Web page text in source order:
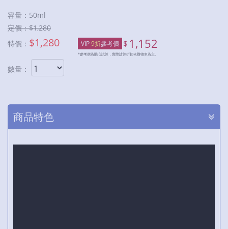
容量： 50ml
定價：$1,280
特價： $1,280 VIP9折參考價 $ 1,152
*參考價為貼心試算，實際計算折扣依購物車為主。
數量：
商品特色